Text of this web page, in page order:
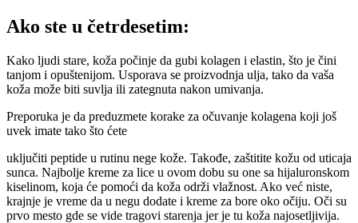
Ako ste u četrdesetim:
Kako ljudi stare, koža počinje da gubi kolagen i elastin, što je čini
tanjom i opuštenijom. Usporava se proizvodnja ulja, tako da vaša
koža može biti suvlja ili zategnuta nakon umivanja.
Preporuka je da preduzmete korake za očuvanje kolagena koji još
uvek imate tako što ćete
uključiti peptide u rutinu nege kože. Takođe, zaštitite kožu od uticaja
sunca. Najbolje kreme za lice u ovom dobu su one sa hijaluronskom
kiselinom, koja će pomoći da koža održi vlažnost. Ako već niste,
krajnje je vreme da u negu dodate i kreme za bore oko očiju. Oči su
prvo mesto gde se vide tragovi starenja jer je tu koža najosetljivija.